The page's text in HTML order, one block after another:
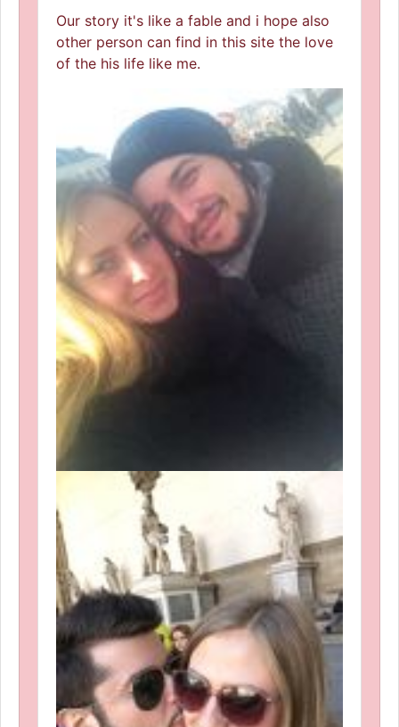
Our story it's like a fable and i hope also
other person can find in this site the love
of the his life like me.